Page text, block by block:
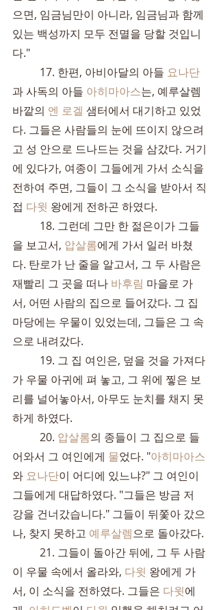
으면, 임금님만이 아니라, 임금님과 함께
있는 백성까지 모두 전멸을 당할 것입니
다."
	17. 한편, 아비아달의 아들
요나단
과 사독의 아들 아히마아스는, 예루살렘
바깥의 엔 로겔 샘터에서 대기하고 있었
다. 그들은 사람들의 눈에 뜨이지 않으려
고 성 안으로 드나드는 것을 삼갔다. 거기
에 있다가, 여종이 그들에게 가서 소식을
전하여 주면, 그들이 그 소식을 받아서 직
접 다윗 왕에게 전하곤 하였다.
을 보고서, 압살롬에게 가서 일러 바쳤
다. 탄로가 난 줄을 알고서, 그 두 사람은
재빨리 그 곳을 떠나 바후림 마을로 가
서, 어떤 사람의 집으로 들어갔다. 그 집
마당에는 우물이 있었는데, 그들은 그 속
으로 내려갔다.
가 우물 아귀에 펴 놓고, 그 위에 찧은 보
리를 널어놓아서, 아무도 눈치를 채지 못
하게 하였다.
	20.
압살롬의 종들이 그 집으로 들
어와서 그 여인에게 물었다. "아히마아스
와 요나단이 어디에 있느냐?" 그 여인이
그들에게 대답하였다. "그들은 방금 저
강을 건너갔습니다." 그들이 뒤쫓아 갔으
나, 찾지 못하고 예루살렘으로 돌아갔다.
이 우물 속에서 올라와, 다윗 왕에게 가
서, 이 소식을 전하였다. 그들은 다윗에